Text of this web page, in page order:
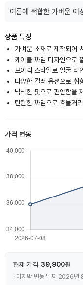
여름에 적합한 가벼운 여
상품 특징
가벼운 소재로 제작되어
케이블 짜임 디자인으로
브이넥 스타일로 얼굴 라
다양한 컬러 옵션으로 취
넉넉한 핏으로 편안함을
탄탄한 짜임으로 흐물거
가격 변동
현재 가격: 39,900원
· 마지막 변동 날짜 2026년